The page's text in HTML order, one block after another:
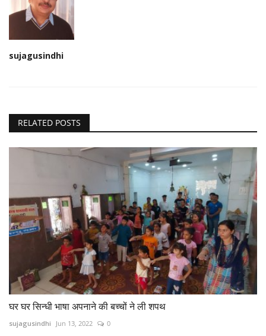
sujagusindhi
RELATED POSTS
घर घर सिन्धी भाषा अपनाने की बच्चों ने ली शपथ
sujagusindhi Jun 13, 2022 0